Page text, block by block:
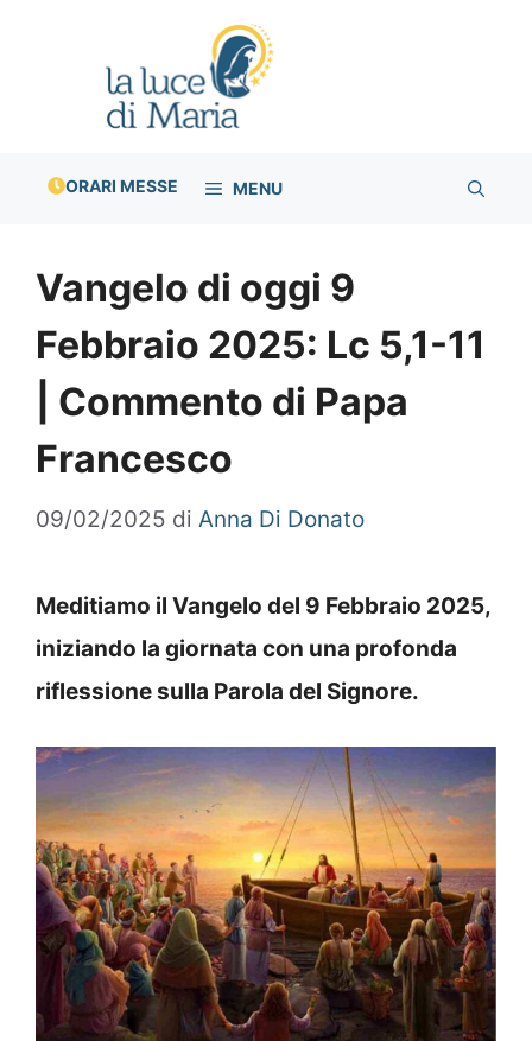
ORARI MESSE MENU
Vangelo di oggi 9
Febbraio 2025: Lc 5,1-11
| Commento di Papa
Francesco
09/02/2025 di Anna Di Donato
Meditiamo il Vangelo del 9 Febbraio 2025,
iniziando la giornata con una profonda
riflessione sulla Parola del Signore.